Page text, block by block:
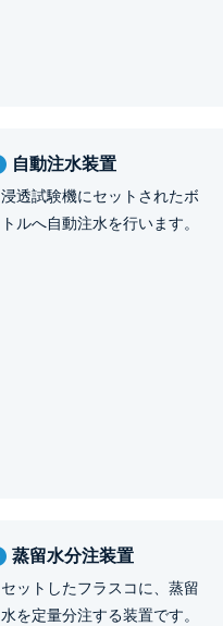
自動注水装置
浸透試験機にセットされたボ
トルへ自動注水を行います。
蒸留水分注装置
セットしたフラスコに、蒸留
水を定量分注する装置です。